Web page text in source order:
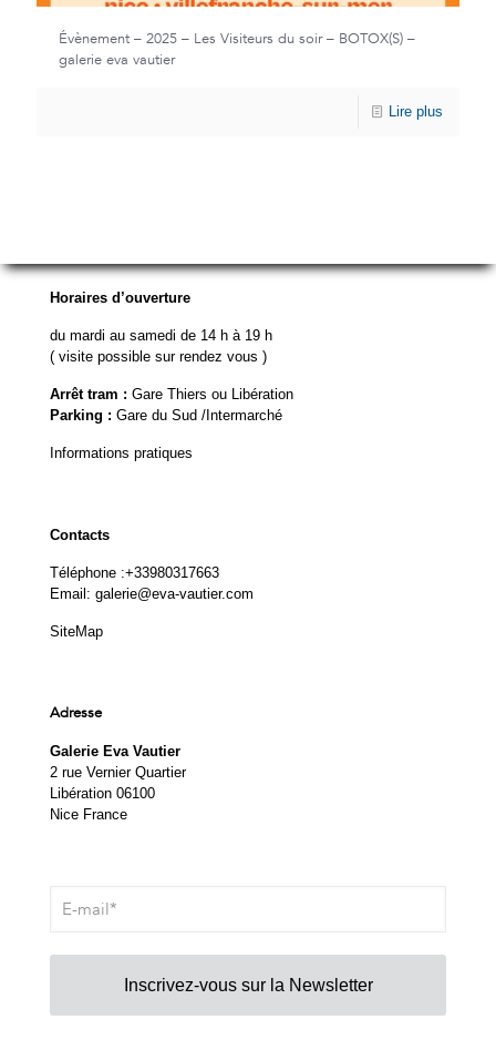
Évènement – 2025 – Les Visiteurs du soir – BOTOX(S) –
galerie eva vautier
Lire plus
Horaires d’ouverture
du mardi au samedi de 14 h à 19 h
( visite possible sur rendez vous )
Arrêt tram : Gare Thiers ou Libération
Parking : Gare du Sud /Intermarché
Informations pratiques
Contacts
Téléphone :+33980317663
Email: galerie@eva-vautier.com
SiteMap
Adresse
Galerie Eva Vautier
2 rue Vernier Quartier
Libération 06100
Nice France
Inscrivez-vous sur la Newsletter